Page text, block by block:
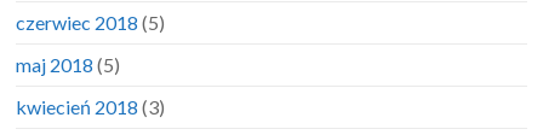
czerwiec 2018 (5)
maj 2018 (5)
kwiecień 2018 (3)